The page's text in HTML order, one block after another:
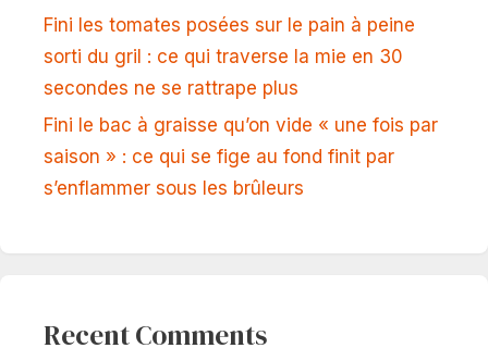
Fini les tomates posées sur le pain à peine
sorti du gril : ce qui traverse la mie en 30
secondes ne se rattrape plus
Fini le bac à graisse qu’on vide « une fois par
saison » : ce qui se fige au fond finit par
s’enflammer sous les brûleurs
Recent Comments